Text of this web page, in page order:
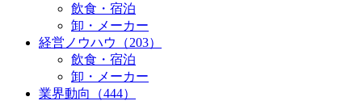
飲食・宿泊
卸・メーカー
経営ノウハウ（203）
飲食・宿泊
卸・メーカー
業界動向（444）